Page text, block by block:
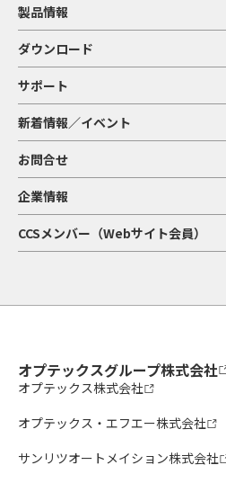
製品情報
ダウンロード
サポート
新着情報／イベント
お問合せ
企業情報
CCSメンバー（Webサイト会員）
オプテックスグループ株式会社
オプテックス株式会社
オプテックス・エフエー株式会社
サンリツオートメイション株式会社